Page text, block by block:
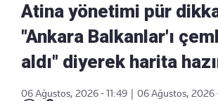
Atina yönetimi pür
"Ankara Balkanlar'ı
aldı" diyerek harita
06 Ağustos, 2026 - 11:49
06 Ağustos, 2026